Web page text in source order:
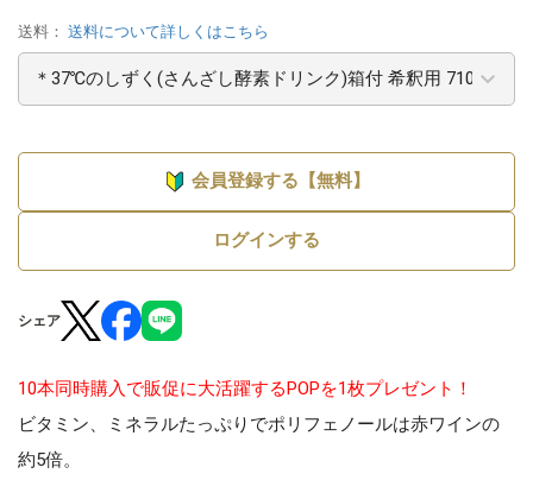
送料： 送料について詳しくはこちら
会員登録する【無料】
ログインする
シェア
10本同時購入で販促に大活躍するPOPを1枚プレゼント！
ビタミン、ミネラルたっぷりでポリフェノールは赤ワインの
約5倍。